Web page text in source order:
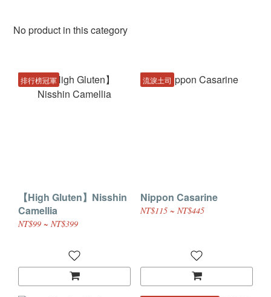
No product in this category
排行榜冠軍
【High Gluten】Nisshin
Camellia
NT$99 ~ NT$399
流淚土司
Nippon Casarine
NT$115 ~ NT$445